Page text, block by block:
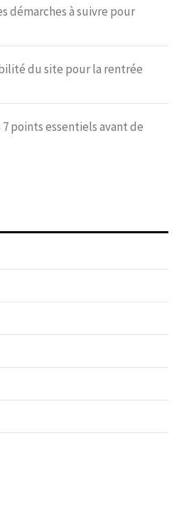
démarches à suivre pour
du site pour la rentrée
points essentiels avant de